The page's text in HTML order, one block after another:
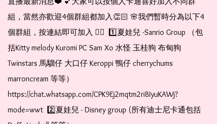
組，當然亦歡迎4個群組都加入👏🏻 🌸我們暫時分為以下4
個群組，按連結即可加入 👇🏻  1️⃣夏娃兒 -Sanrio Group （包
括Kitty melody Kuromi PC Sam Xo 水怪 玉桂狗 布甸狗
Twinstars 馬騮仔 大口仔 Keroppi 鴨仔 cherrychums
marroncream 等等）
https://chat.whatsapp.com/CPK9Ej2mqtm2ri8IyuKAWj?
mode=wwt  2️⃣夏娃兒 - Disney group (所有迪士尼卡通包括